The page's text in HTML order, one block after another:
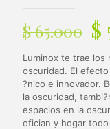
$65.000 El
$
$
Luminox te trae los
oscuridad. El
?nico e innovador.
la oscuridad,
espacios en la
ofician y hogar